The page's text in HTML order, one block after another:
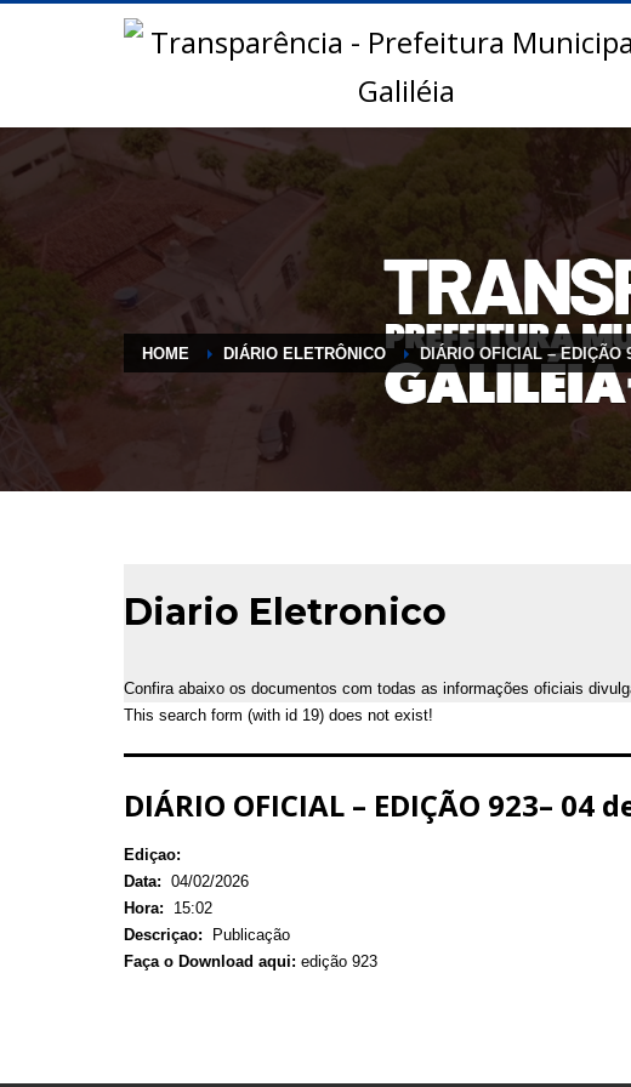
HOME DIÁRIO ELETRÔNICO DIÁRIO OFICIAL – EDIÇÃO
Diario Eletronico
Confira abaixo os documentos com todas as informações oficiais
This search form (with id 19) does not exist!
DIÁRIO OFICIAL – EDIÇÃO 923– 04
Ediçao:
Data: 04/02/2026
Hora:
15:02
Descriçao:
Publicação
Faça o Download aqui: edição 923